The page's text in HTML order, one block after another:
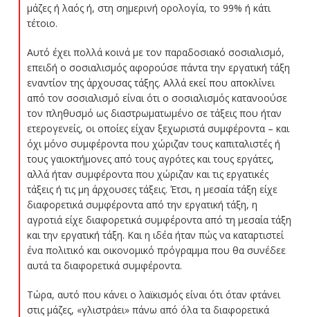
μάζες ή λαός ή, στη σημερινή ορολογία, το 99% ή κάτι
τέτοιο.
Αυτό έχει πολλά κοινά με τον παραδοσιακό σοσιαλισμό,
επειδή ο σοσιαλισμός αφορούσε πάντα την εργατική τάξη
εναντίον της άρχουσας τάξης. Αλλά εκεί που αποκλίνει
από τον σοσιαλισμό είναι ότι ο σοσιαλισμός κατανοούσε
τον πληθυσμό ως διαστρωματωμένο σε τάξεις που ήταν
ετερογενείς, οι οποίες είχαν ξεχωριστά συμφέροντα – και
όχι μόνο συμφέροντα που χώριζαν τους καπιταλιστές ή
τους γαιοκτήμονες από τους αγρότες και τους εργάτες,
αλλά ήταν συμφέροντα που χώριζαν και τις εργατικές
τάξεις ή τις μη άρχουσες τάξεις. Έτσι, η μεσαία τάξη είχε
διαφορετικά συμφέροντα από την εργατική τάξη, η
αγροτιά είχε διαφορετικά συμφέροντα από τη μεσαία τάξη
και την εργατική τάξη. Και η ιδέα ήταν πώς να καταρτιστεί
ένα πολιτικό και οικονομικό πρόγραμμα που θα συνέδεε
αυτά τα διαφορετικά συμφέροντα.
Τώρα, αυτό που κάνει ο λαϊκισμός είναι ότι όταν φτάνει
στις μάζες, «γλιστράει» πάνω από όλα τα διαφορετικά